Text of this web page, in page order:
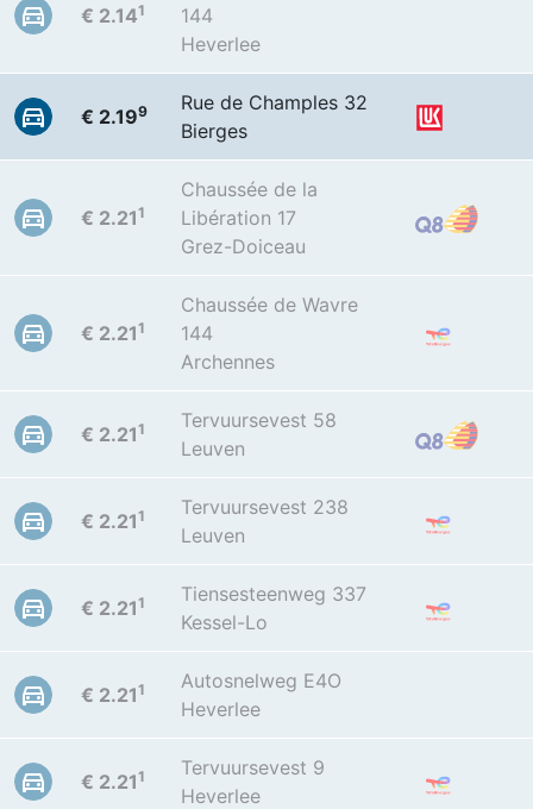
€ 2.141
144
Heverlee
€ 2.199
Rue de Champles 32
Bierges
€ 2.211
Chaussée de la
Libération 17
Grez-Doiceau
€ 2.211
Chaussée de Wavre
144
Archennes
€ 2.211
Tervuursevest 58
Leuven
€ 2.211
Tervuursevest 238
Leuven
€ 2.211
Tiensesteenweg 337
Kessel-Lo
€ 2.211
Autosnelweg E4O
Heverlee
€ 2.211
Tervuursevest 9
Heverlee